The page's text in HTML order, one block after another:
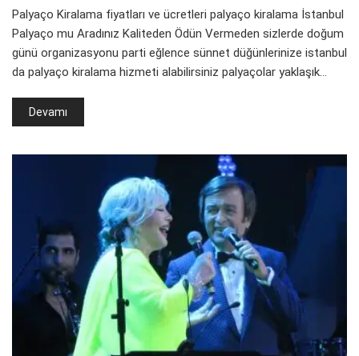
Palyaço Kiralama fiyatları ve ücretleri palyaço kiralama İstanbul
Palyaço mu Aradınız Kaliteden Ödün Vermeden‎ sizlerde doğum
günü organizasyonu parti eğlence sünnet düğünlerinize istanbul
da palyaço kiralama hizmeti alabilirsiniz palyaçolar yaklaşık…
Devamı